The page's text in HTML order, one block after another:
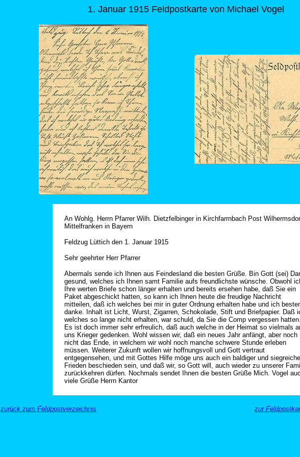
1. Januar 1915 Feldpostkarte von Michael Vogel
An Wohlg. Herrn Pfarrer Wilh. Dietzfelbinger in Kirchfarrnbach Post
Mittelfranken in Bayern
Feldzug Lüttich den 1. Januar 1915
Sehr geehrter Herr Pfarrer
Abermals sende ich Ihnen aus Feindesland die besten Grüße. Bin Gott (sei)
gesund, welches ich Ihnen samt Familie aufs freundlichste wünsche. Obwohl
Ihre werten Briefe schon länger erhalten und bereits ersehen habe, daß Sie ein
Paket abgeschickt hatten, so kann ich Ihnen heute die freudige Nachricht
mitteilen, daß ich welches bei mir in guter Ordnung erhalten habe und ich
danke. Inhalt ist Licht, Wurst, Zigarren, Schokolade, Stift und Briefpapier. Daß
welches so lange nicht erhalten, war schuld, da Sie die Comp vergessen
Es ist doch immer sehr erfreulich, daß auch welche in der Heimat so vielmals
uns Krieger gedenken. Wohl wissen wir, daß ein neues Jahr anfängt, aber noch
nicht das Ende, in welchem wir wohl noch manche schwere Stunde erleben
müssen. Weiterer Zukunft wollen wir hoffnungsvoll und Gott vertraut
entgegensehen, und mit Gottes Hilfe möge uns auch ein baldiger und
Frieden beschieden sein, und daß wir, so Gott will, auch wieder zu unserer
zurückkehren dürfen. Nochmals sendet Ihnen die besten Grüße Mich. Vogel
viele Grüße Herrn Kantor
zurück zum Feldpostverzeichnis zur